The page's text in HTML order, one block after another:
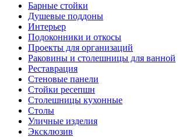
Барные стойки
Душевые поддоны
Интерьер
Подоконники и откосы
Проекты для организаций
Раковины и столешницы для ванной
Реставрация
Стеновые панели
Стойки ресепшн
Столешницы кухонные
Столы
Уличные изделия
Эксклюзив